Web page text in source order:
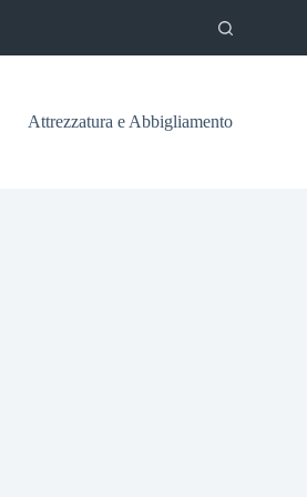
Attrezzatura e Abbigliamento